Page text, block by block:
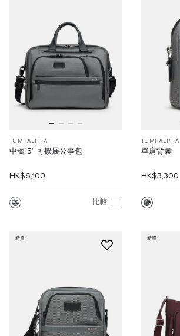
TUMI ALPHA
中號15" 可擴展公事包
HK$6,100
比較
TUMI ALPHA
單肩背囊
HK$3,300
新貨 新貨